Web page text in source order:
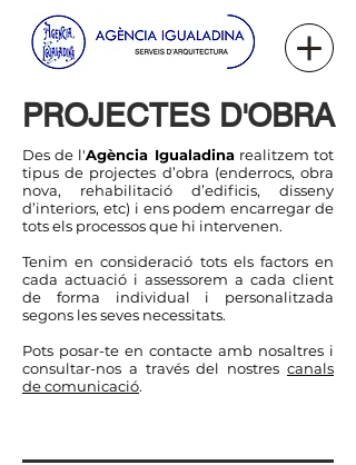
PROJECTES D'OBRA
Des de l'Agència Igualadinarealitzem tot
tipus de projectes d’obra (enderrocs, obra
nova, rehabilitació d’edificis, disseny
d’interiors, etc) i ens podem encarregar de
tots els processos que hi intervenen.
Tenim en consideració tots els factors en
cada actuació i assessorem a cada client
de forma individual i personalitzada
segons les seves necessitats.
Pots posar-te en contacte amb nosaltres i
consultar-nos a través del nostres canals
de comunicació.